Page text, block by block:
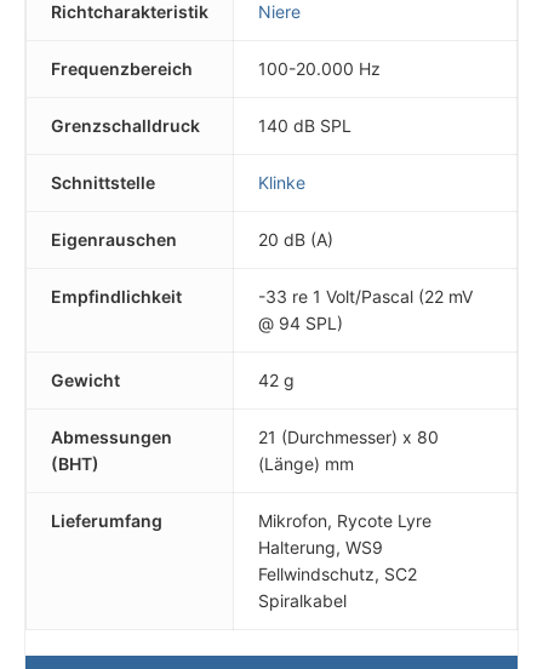
Richtcharakteristik Niere
Frequenzbereich 100-20.000 Hz
Grenzschalldruck 140 dB SPL
Schnittstelle Klinke
Eigenrauschen 20 dB (A)
Empfindlichkeit
-33 re 1 Volt/Pascal (22 mV
@ 94 SPL)
Gewicht 42 g
Abmessungen
(BHT)
21 (Durchmesser) x 80
(Länge) mm
Lieferumfang
Mikrofon, Rycote Lyre
Halterung, WS9
Fellwindschutz, SC2
Spiralkabel